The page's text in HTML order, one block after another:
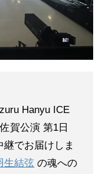
Hanyu ICE
賀公演 第1日
でお届けしま
生結弦 の魂への